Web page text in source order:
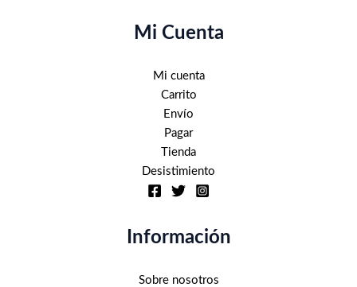
la
Mi Cuenta
Mi cuenta
Carrito
Envío
Pagar
Tienda
Desistimiento
Información
Sobre nosotros